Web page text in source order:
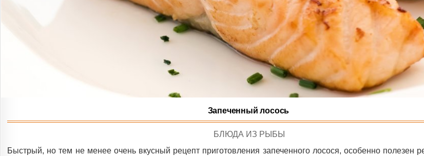
Запеченный лосось
POSTED
БЛЮДА ИЗ РЫБЫ
Быстрый, но тем не менее очень вкусный рецепт приготовления запеченного лосося, особенно полезен